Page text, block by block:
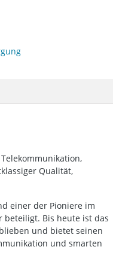
Qualität,
einer der Pioniere im
Bis heute ist das
und bietet seinen
und smarten